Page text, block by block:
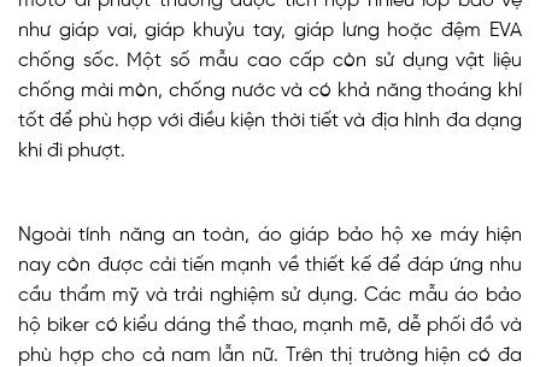
như giáp vai, giáp khuỷu tay, giáp lưng hoặc đệm EVA
chống sốc. Một số mẫu cao cấp còn sử dụng vật liệu
chống mài mòn, chống nước và có khả năng thoáng khí
tốt để phù hợp với điều kiện thời tiết và địa hình đa dạng
khi đi phượt.
Ngoài tính năng an toàn, áo giáp bảo hộ xe máy hiện
nay còn được cải tiến mạnh về thiết kế để đáp ứng nhu
cầu thẩm mỹ và trải nghiệm sử dụng. Các mẫu áo bảo
hộ biker có kiểu dáng thể thao, mạnh mẽ, dễ phối đồ và
phù hợp cho cả nam lẫn nữ. Trên thị trường hiện có đa